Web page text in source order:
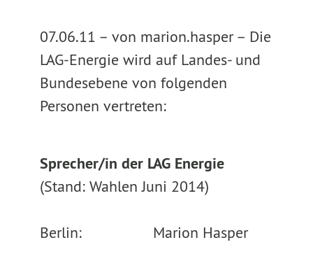
07.06.11 – von marion.hasper – Die
LAG-Energie wird auf Landes- und
Bundesebene von folgenden
Personen vertreten:
Sprecher/in der LAG Energie
(Stand: Wahlen Juni 2014)
Berlin: Marion Hasper